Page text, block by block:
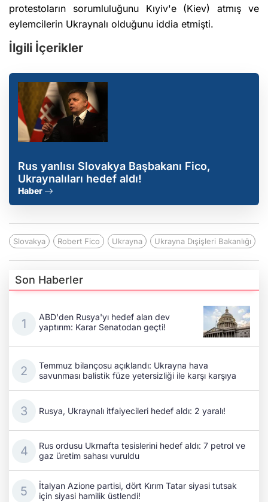
protestoların sorumluluğunu Kıyiv'e (Kiev) atmış ve
eylemcilerin Ukraynalı olduğunu iddia etmişti.
İlgili İçerikler
Rus yanlısı Slovakya Başbakanı Fico,
Ukraynalıları hedef aldı!
Haber
Slovakya Robert Fico Ukrayna Ukrayna Dışişleri Bakanlığı
Son Haberler
ABD'den Rusya'yı hedef alan dev
yaptırım: Karar Senatodan geçti!
Temmuz bilançosu açıklandı: Ukrayna hava
savunması balistik füze yetersizliği ile karşı karşıya
Rusya, Ukraynalı itfaiyecileri hedef aldı: 2 yaralı!
Rus ordusu Ukrnafta tesislerini hedef aldı: 7 petrol ve
gaz üretim sahası vuruldu
İtalyan Azione partisi, dört Kırım Tatar siyasi tutsak
için siyasi hamilik üstlendi!